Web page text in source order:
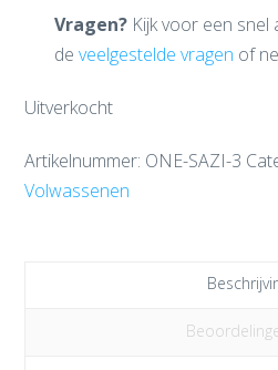
Vragen?Kijk voor een snel
de veelgestelde vragen of
Uitverkocht
Artikelnummer: ONE-SAZI-3
Volwassenen